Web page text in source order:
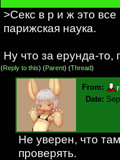
>Секс в р и ж это
парижская наука.
Ну что за ерунда-
(Reply to this) (Parent) (Thread)
From:
Date:
Не уверен, что
проверять.